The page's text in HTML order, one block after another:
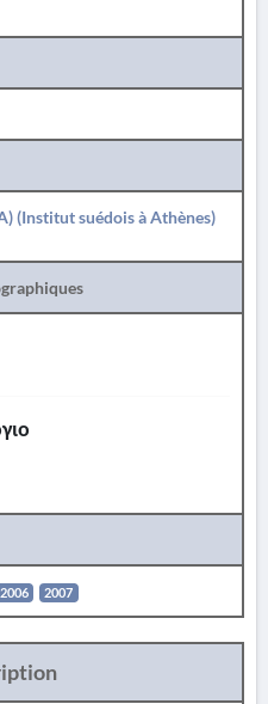
(Institut suédois à Athènes)
2006 2007